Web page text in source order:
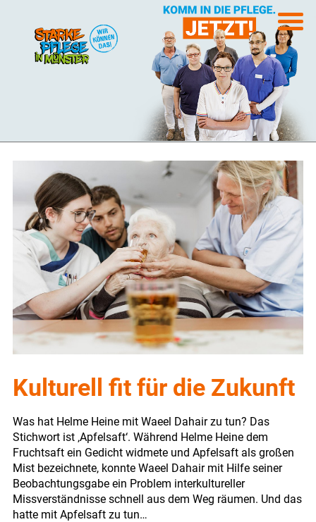
Kulturell fit für die Zukunft
Was hat Helme Heine mit Waeel Dahair zu tun? Das
Stichwort ist ‚Apfelsaft‘. Während Helme Heine dem
Fruchtsaft ein Gedicht widmete und Apfelsaft als großen
Mist bezeichnete, konnte Waeel Dahair mit Hilfe seiner
Beobachtungsgabe ein Problem interkultureller
Missverständnisse schnell aus dem Weg räumen. Und das
hatte mit Apfelsaft zu tun…